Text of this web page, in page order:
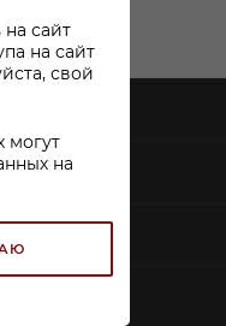
сайт
на сайт
свой
могут
на